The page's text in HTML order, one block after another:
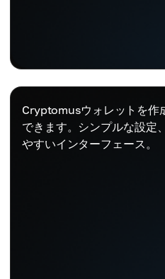
Cryptomusウォレットを作
できます。シンプルな設定
やすいインターフェース。